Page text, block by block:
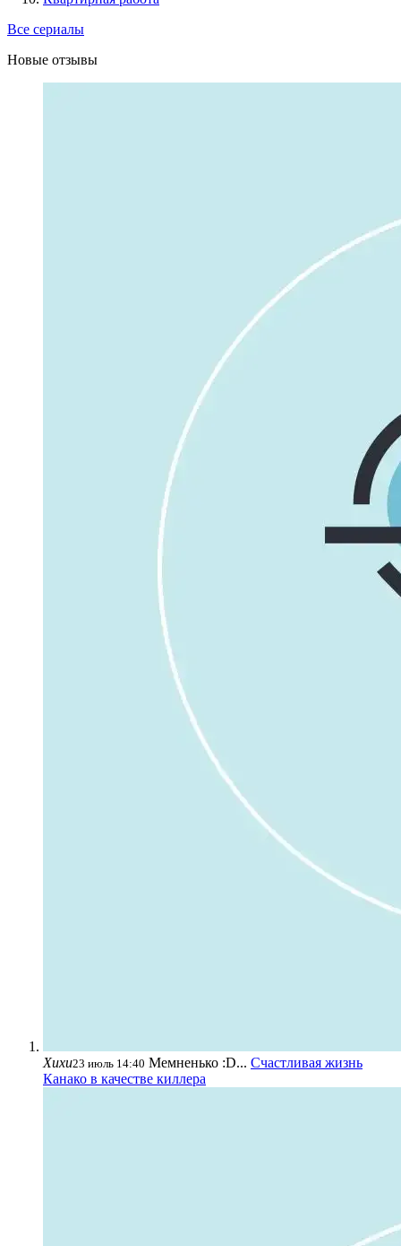
Все сериалы
Новые отзывы
Хихи23 июль 14:40 Мемненько :D... Счастливая жизнь
Канако в качестве киллера